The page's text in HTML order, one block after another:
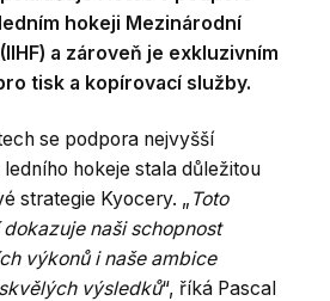
hokeji Mezinárodní
a zároveň je exkluzivním
tisk a kopírovací služby.
se podpora nejvyšší
hokeje stala důležitou
strategie Kyocery. „ Toto
naši schopnost
výkonů i naše ambice
výsledků“, říká Pascal